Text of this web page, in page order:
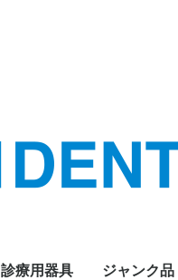
診療用器具 ジャンク品